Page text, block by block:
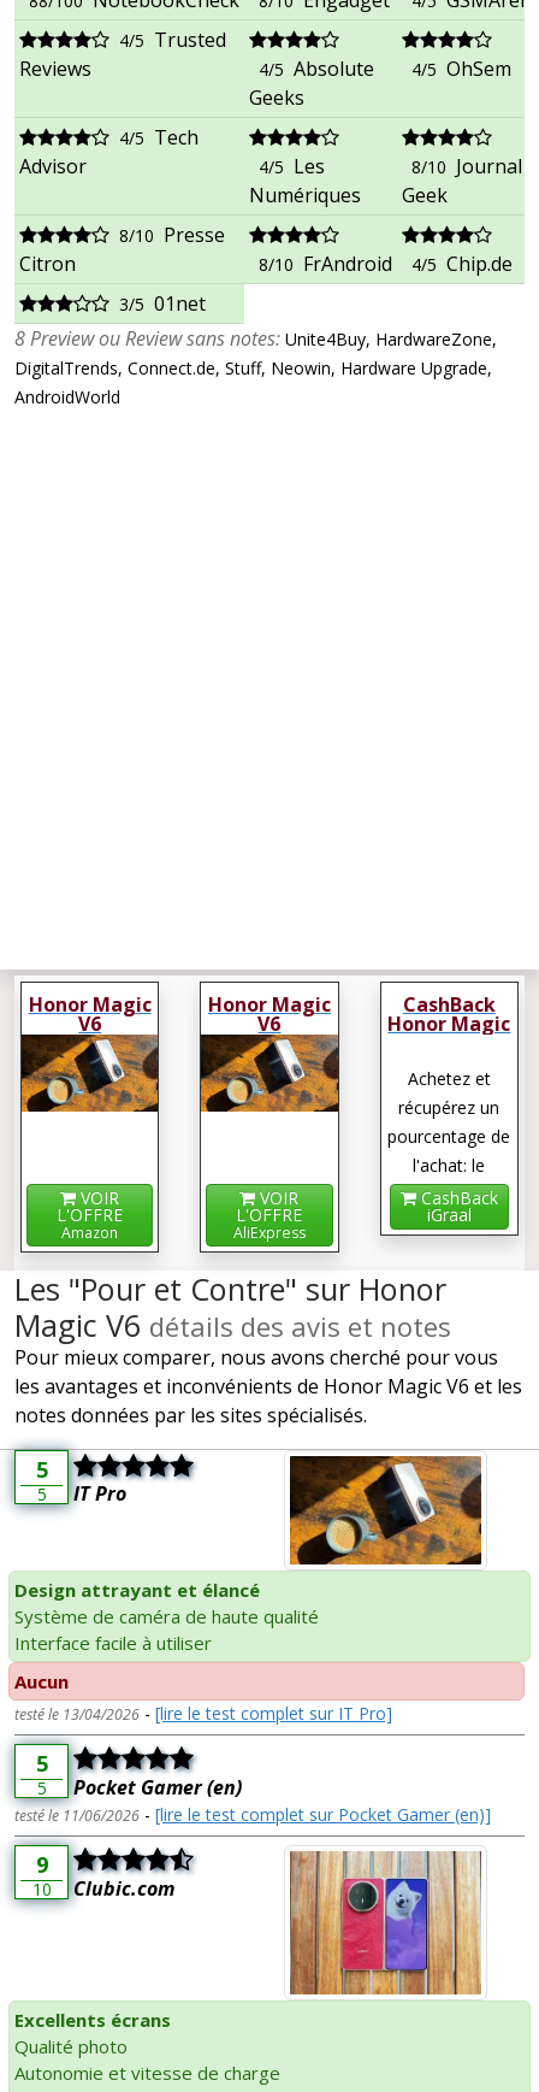
4/5 Trusted
Reviews
4/5 Absolute
Geeks
4/5 OhSem
4/5 Tech
Advisor
4/5 Les
Numériques
8/10 Journal
Geek
8/10 Presse
Citron
8/10 FrAndroid 4/5 Chip.de
3/5 01net
8 Preview ou Review sans notes: Unite4Buy, HardwareZone,
DigitalTrends, Connect.de, Stuff, Neowin, Hardware Upgrade,
AndroidWorld
Honor Magic
V6
VOIR
L'OFFRE
Amazon
Honor Magic
V6
VOIR
L'OFFRE
AliExpress
CashBack
Honor Magic
Achetez et
récupérez un
pourcentage de
l'achat: le
cashback !
CashBack
iGraal
Les "Pour et Contre" sur Honor
Magic V6 détails des avis et notes
Pour mieux comparer, nous avons cherché pour vous
les avantages et inconvénients de Honor Magic V6 et les
notes données par les sites spécialisés.
5
5 IT Pro
Design attrayant et élancé
Système de caméra de haute qualité
Interface facile à utiliser
Aucun
testé le 13/04/2026 - [lire le test complet sur IT Pro]
5
5 Pocket Gamer (en)
testé le 11/06/2026 - [lire le test complet sur Pocket Gamer (en)]
9
10 Clubic.com
Excellents écrans
Qualité photo
Autonomie et vitesse de charge